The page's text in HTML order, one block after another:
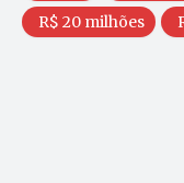
R$ 20 milhões